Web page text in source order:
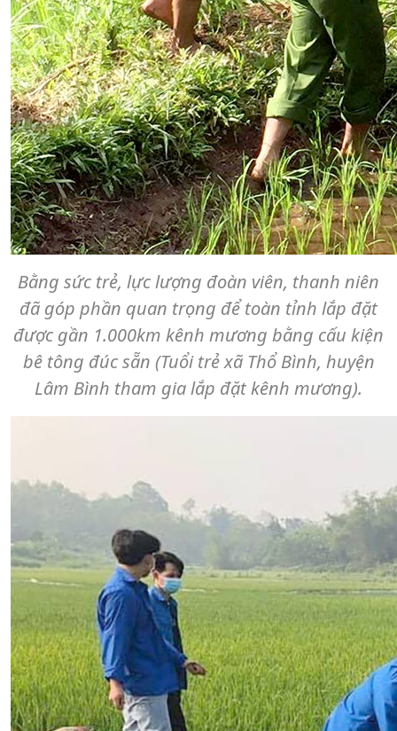
Bằng sức trẻ, lực lượng đoàn viên, thanh niên
đã góp phần quan trọng để toàn tỉnh lắp đặt
được gần 1.000km kênh mương bằng cấu kiện
bê tông đúc sẵn (Tuổi trẻ xã Thổ Bình, huyện
Lâm Bình tham gia lắp đặt kênh mương).